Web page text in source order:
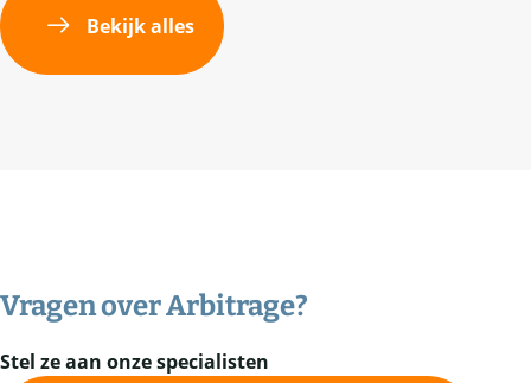
Bekijk alles
Vragen overArbitrage?
Stel ze aan onze specialisten